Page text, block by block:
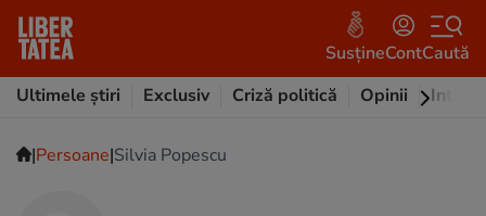
SusțineContCaută
Ultimele știri
Exclusiv Criză politică Opinii
|Persoane|Silvia Popescu